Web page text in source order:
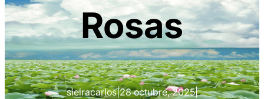
Rosas
sieiracarlos|28 octubre, 2025|